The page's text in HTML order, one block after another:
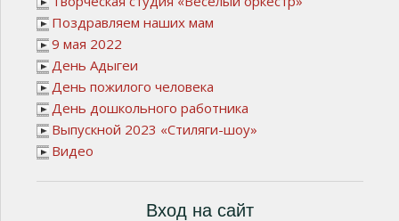
Поздравляем наших мам
9 мая 2022
День Адыгеи
День пожилого человека
День дошкольного работника
Выпускной 2023 «Стиляги-шоу»
Видео
Вход на сайт